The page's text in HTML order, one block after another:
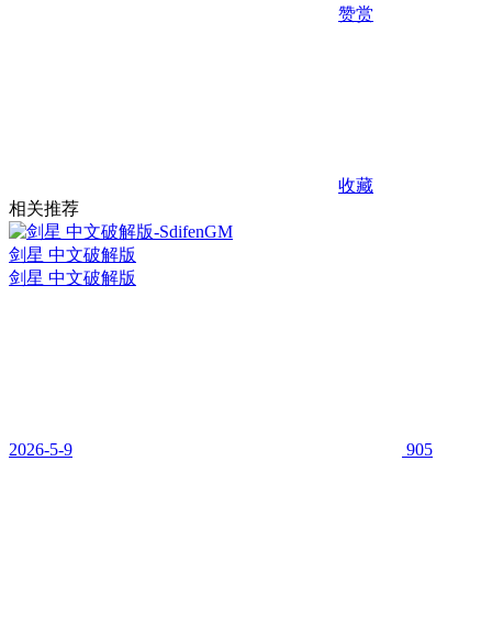
赞赏
收藏
相关推荐
剑星 中文破解版
剑星 中文破解版
2026-5-9 905